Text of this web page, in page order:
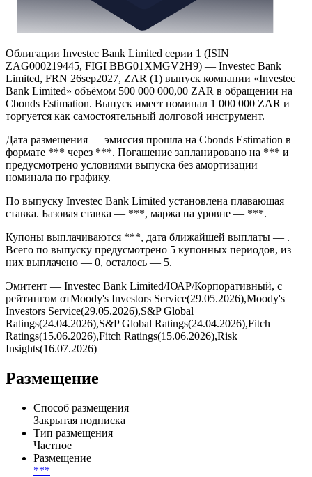
Облигации Investec Bank Limited серии 1 (ISIN
ZAG000219445, FIGI BBG01XMGV2H9) — Investec Bank
Limited, FRN 26sep2027, ZAR (1) выпуск компании «Investec
Bank Limited» объёмом 500 000 000,00 ZAR в обращении на
Cbonds Estimation. Выпуск имеет номинал 1 000 000 ZAR и
торгуется как самостоятельный долговой инструмент.
Дата размещения — эмиссия прошла на Cbonds Estimation в
формате *** через ***. Погашение запланировано на *** и
предусмотрено условиями выпуска без амортизации
номинала по графику.
По выпуску Investec Bank Limited установлена плавающая
ставка. Базовая ставка — ***, маржа на уровне — ***.
Купоны выплачиваются ***, дата ближайшей выплаты — .
Всего по выпуску предусмотрено 5 купонных периодов, из
них выплачено — 0, осталось — 5.
Эмитент — Investec Bank Limited/ЮАР/Корпоративный, с
рейтингом отMoody's Investors Service(29.05.2026),Moody's
Investors Service(29.05.2026),S&P Global
Ratings(24.04.2026),S&P Global Ratings(24.04.2026),Fitch
Ratings(15.06.2026),Fitch Ratings(15.06.2026),Risk
Insights(16.07.2026)
Размещение
Способ размещения
Закрытая подписка
Тип размещения
Частное
Размещение
***